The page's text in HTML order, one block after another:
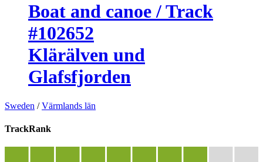
Boat and canoe / Track
#102652
Klärälven und
Glafsfjorden
Sweden /Värmlands län
TrackRank